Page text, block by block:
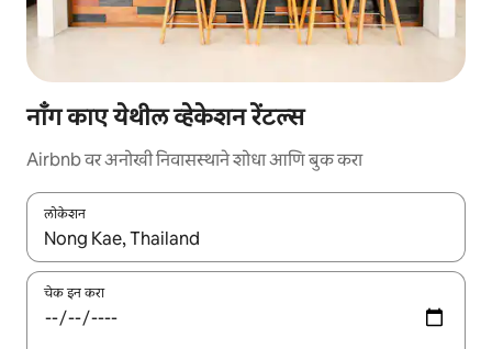
नॉंग काए येथील व्हेकेशन रेंटल्स
Airbnb वर अनोखी निवासस्थाने शोधा आणि बुक करा
लोकेशन
जेव्हा परिणाम उपलब्ध असतील, तेव्हा वरच्या आणि खाली बाणांच्या किजसह
चेक इन करा